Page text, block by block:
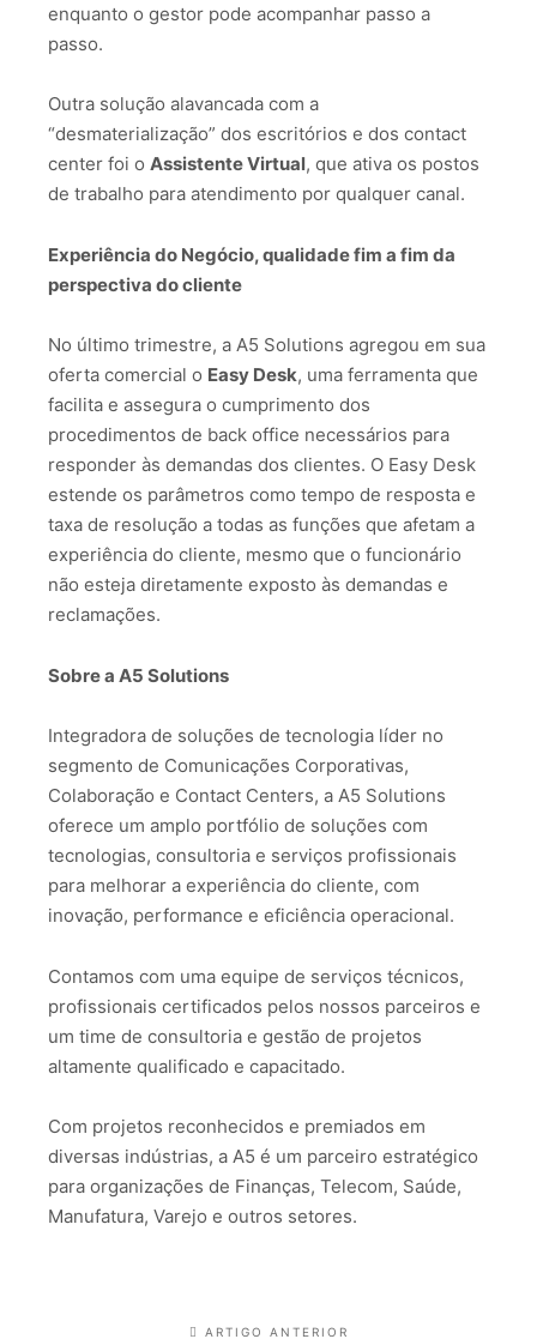
enquanto o gestor pode acompanhar passo a
passo.
Outra solução alavancada com a
“desmaterialização” dos escritórios e dos contact
center foi o Assistente Virtual, que ativa os postos
de trabalho para atendimento por qualquer canal.
Experiência do Negócio, qualidade fim a fim da
perspectiva do cliente
No último trimestre, a A5 Solutions agregou em sua
oferta comercial o Easy Desk, uma ferramenta que
facilita e assegura o cumprimento dos
procedimentos de back office necessários para
responder às demandas dos clientes. O Easy Desk
estende os parâmetros como tempo de resposta e
taxa de resolução a todas as funções que afetam a
experiência do cliente, mesmo que o funcionário
não esteja diretamente exposto às demandas e
reclamações.
Sobre a A5 Solutions
Integradora de soluções de tecnologia líder no
segmento de Comunicações Corporativas,
Colaboração e Contact Centers, a A5 Solutions
oferece um amplo portfólio de soluções com
tecnologias, consultoria e serviços profissionais
para melhorar a experiência do cliente, com
inovação, performance e eficiência operacional.
Contamos com uma equipe de serviços técnicos,
profissionais certificados pelos nossos parceiros e
um time de consultoria e gestão de projetos
altamente qualificado e capacitado.
Com projetos reconhecidos e premiados em
diversas indústrias, a A5 é um parceiro estratégico
para organizações de Finanças, Telecom, Saúde,
Manufatura, Varejo e outros setores.
ARTIGO ANTERIOR